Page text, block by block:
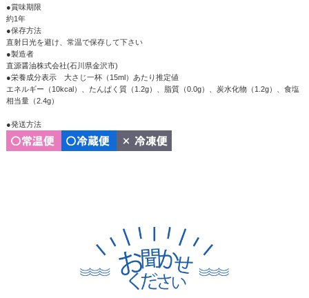
●賞味期限
約1年
●保存方法
直射日光を避け、常温で保存して下さい
●製造者
直源醤油株式会社(石川県金沢市)
●栄養成分表示 大さじ一杯（15ml）あたり推定値
エネルギー（10kcal）、たんぱく質（1.2g）、脂質（0.0g）、炭水化物（1.2g）、食塩
相当量（2.4g）
●発送方法